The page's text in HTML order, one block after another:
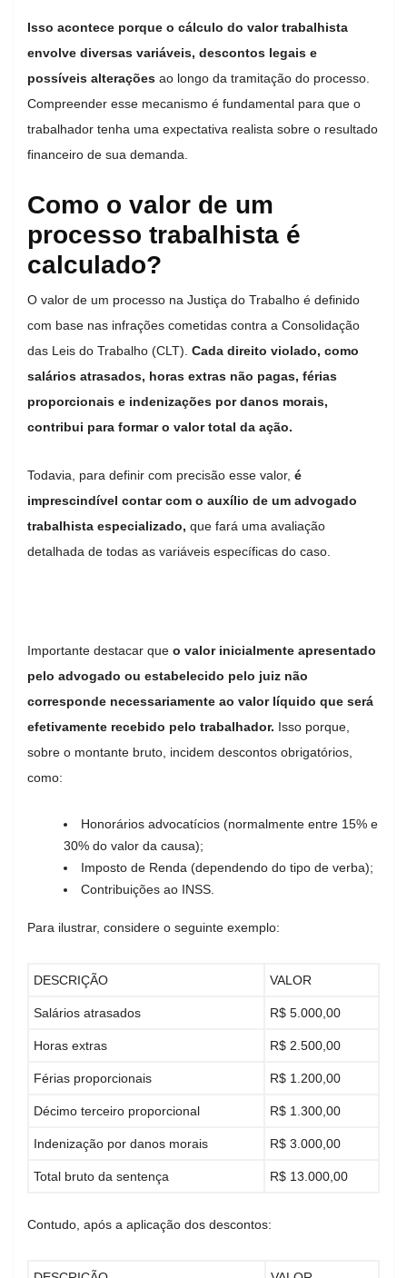
Isso acontece porque o cálculo do valor trabalhista
envolve diversas variáveis, descontos legais e
possíveis alterações ao longo da tramitação do processo.
Compreender esse mecanismo é fundamental para que o
trabalhador tenha uma expectativa realista sobre o resultado
financeiro de sua demanda.
Como o valor de um
processo trabalhista é
calculado?
O valor de um processo na Justiça do Trabalho é definido
com base nas infrações cometidas contra a Consolidação
das Leis do Trabalho (CLT). Cada direito violado, como
salários atrasados, horas extras não pagas, férias
proporcionais e indenizações por danos morais,
contribui para formar o valor total da ação.
Todavia, para definir com precisão esse valor, é
imprescindível contar com o auxílio de um advogado
trabalhista especializado, que fará uma avaliação
detalhada de todas as variáveis específicas do caso.
Importante destacar que o valor inicialmente apresentado
pelo advogado ou estabelecido pelo juiz não
corresponde necessariamente ao valor líquido que será
efetivamente recebido pelo trabalhador. Isso porque,
sobre o montante bruto, incidem descontos obrigatórios,
como:
Honorários advocatícios (normalmente entre 15% e
30% do valor da causa);
Imposto de Renda (dependendo do tipo de verba);
Contribuições ao INSS.
Para ilustrar, considere o seguinte exemplo:
DESCRIÇÃO VALOR
Salários atrasados R$ 5.000,00
Horas extras R$ 2.500,00
Férias proporcionais R$ 1.200,00
Décimo terceiro proporcional R$ 1.300,00
Indenização por danos morais R$ 3.000,00
Total bruto da sentença R$ 13.000,00
Contudo, após a aplicação dos descontos: